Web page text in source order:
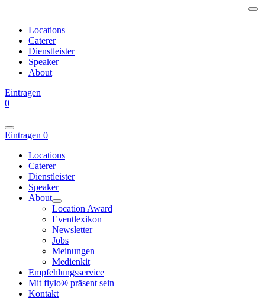
Locations
Caterer
Dienstleister
Speaker
About
Eintragen
0
Eintragen 0
Locations
Caterer
Dienstleister
Speaker
About
Location Award
Eventlexikon
Newsletter
Jobs
Meinungen
Medienkit
Empfehlungsservice
Mit fiylo® präsent sein
Kontakt